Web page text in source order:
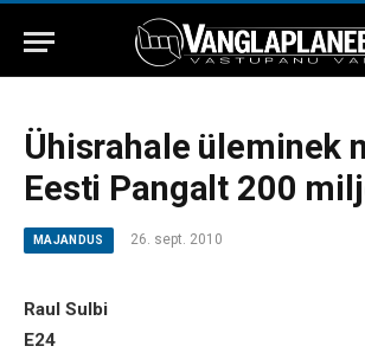
Ühisrahale üleminek
Eesti Pangalt 200
MAJANDUS 26. sept. 2010
Raul Sulbi
E24